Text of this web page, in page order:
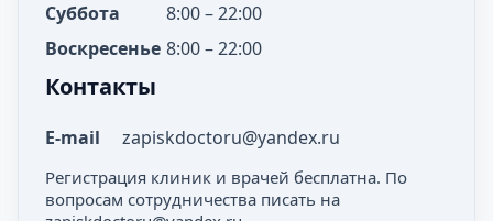
Суббота
8:00 – 22:00
Воскресенье 8:00 – 22:00
Контакты
E-mail zapiskdoctoru@yandex.ru
Регистрация клиник и врачей бесплатна. По
вопросам сотрудничества писать на